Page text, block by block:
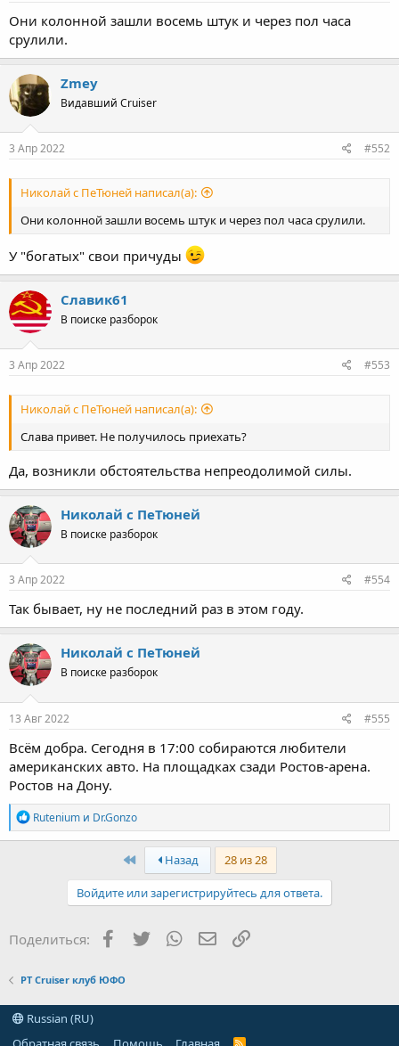
Они колонной зашли восемь штук и через пол часа
срулили.
Zmey
Видавший Cruiser
3 Апр 2022 #552
Николай с ПеТюней написал(а):
Они колонной зашли восемь штук и через пол часа срулили.
У "богатых" свои причуды
Славик61
В поиске разборок
3 Апр 2022 #553
Николай с ПеТюней написал(а):
Слава привет. Не получилось приехать?
Да, возникли обстоятельства непреодолимой силы.
Николай с ПеТюней
В поиске разборок
3 Апр 2022 #554
Так бывает, ну не последний раз в этом году.
Николай с ПеТюней
В поиске разборок
13 Авг 2022 #555
Всём добра. Сегодня в 17:00 собираются любители
американских авто. На площадках сзади Ростов-арена.
Ростов на Дону.
Р
е
а
Rutenium и Dr.Gonzo
First Назад 28 из 28
Войдите или зарегистрируйтесь для ответа.
Поделиться: Facebook
TwitterWhatsAppЭлектронная почта
Ссылка
PT Cruiser клуб ЮФО
Russian (RU)
R